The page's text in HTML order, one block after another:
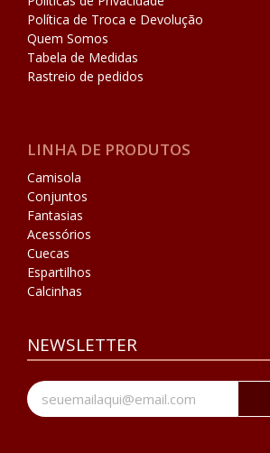
Política de Troca e Devolução
Quem Somos
Tabela de Medidas
Rastreio de pedidos
LINHA DE PRODUTOS
Camisola
Conjuntos
Fantasias
Acessórios
Cuecas
Espartilhos
Calcinhas
NEWSLETTER